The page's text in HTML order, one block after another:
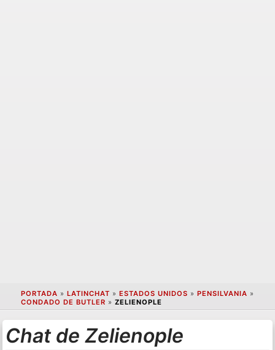
PORTADA » LATINCHAT » ESTADOS UNIDOS » PENSILVANIA »
CONDADO DE BUTLER » ZELIENOPLE
Chat de Zelienople